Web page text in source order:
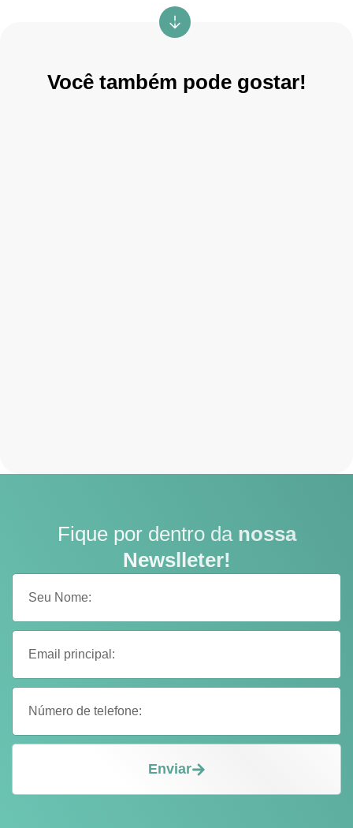
Você também pode gostar!
Fique por dentro da nossa
Newslleter!
Enviar